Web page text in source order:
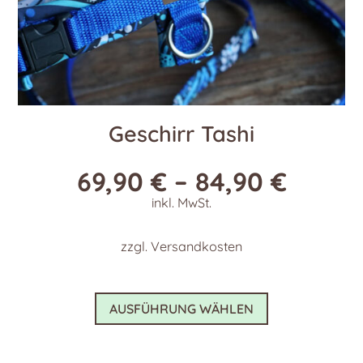
Geschirr Tashi
69,90€ – 84,90€
inkl. MwSt.
zzgl. Versandkosten
AUSFÜHRUNG WÄHLEN
Dieses
weist